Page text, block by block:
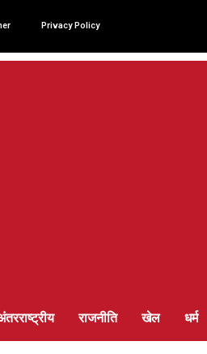
Privacy Policy
राजनीति खेल धर्म